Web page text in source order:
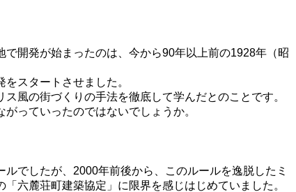
開発が始まったのは、今から90年以上前の1928年（昭
スタートさせました。
風の街づくりの手法を徹底して学んだとのことです。
っていったのではないでしょうか。
でしたが、2000年前後から、このルールを逸脱したミ
六麓荘町建築協定」に限界を感じはじめていました。